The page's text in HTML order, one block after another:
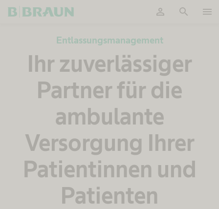
person search menu
Entlassungsmanagement​
Ihr zuverlässiger
Partner für die
ambulante
Versorgung Ihrer
Patientinnen und
Patienten